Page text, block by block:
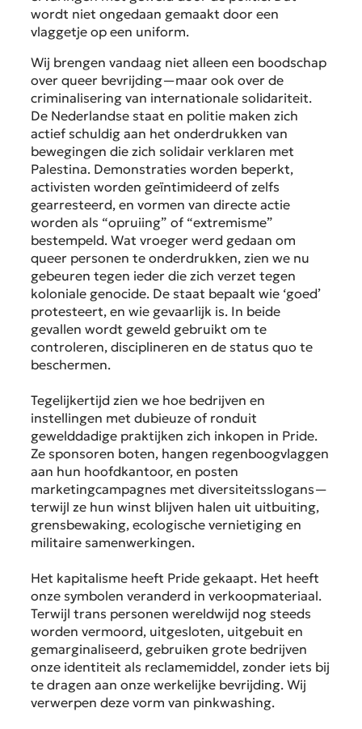
wordt niet ongedaan gemaakt door een
vlaggetje op een uniform.
Wij brengen vandaag niet alleen een boodschap
over queer bevrijding—maar ook over de
criminalisering van internationale solidariteit.
De Nederlandse staat en politie maken zich
actief schuldig aan het onderdrukken van
bewegingen die zich solidair verklaren met
Palestina. Demonstraties worden beperkt,
activisten worden geïntimideerd of zelfs
gearresteerd, en vormen van directe actie
worden als “opruiing” of “extremisme”
bestempeld. Wat vroeger werd gedaan om
queer personen te onderdrukken, zien we nu
gebeuren tegen ieder die zich verzet tegen
koloniale genocide. De staat bepaalt wie ‘goed’
protesteert, en wie gevaarlijk is. In beide
gevallen wordt geweld gebruikt om te
controleren, disciplineren en de status quo te
beschermen.
Tegelijkertijd zien we hoe bedrijven en
instellingen met dubieuze of ronduit
gewelddadige praktijken zich inkopen in Pride.
Ze sponsoren boten, hangen regenboogvlaggen
aan hun hoofdkantoor, en posten
marketingcampagnes met diversiteitsslogans—
terwijl ze hun winst blijven halen uit uitbuiting,
grensbewaking, ecologische vernietiging en
militaire samenwerkingen.
Het kapitalisme heeft Pride gekaapt. Het heeft
onze symbolen veranderd in verkoopmateriaal.
Terwijl trans personen wereldwijd nog steeds
worden vermoord, uitgesloten, uitgebuit en
gemarginaliseerd, gebruiken grote bedrijven
onze identiteit als reclamemiddel, zonder iets bij
te dragen aan onze werkelijke bevrijding. Wij
verwerpen deze vorm van pinkwashing.